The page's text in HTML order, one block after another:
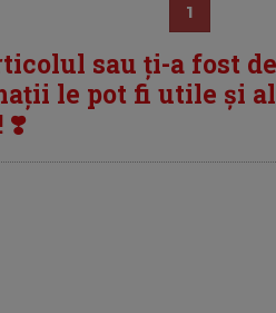
1
sau ți-a fost
le pot fi utile și
❣️